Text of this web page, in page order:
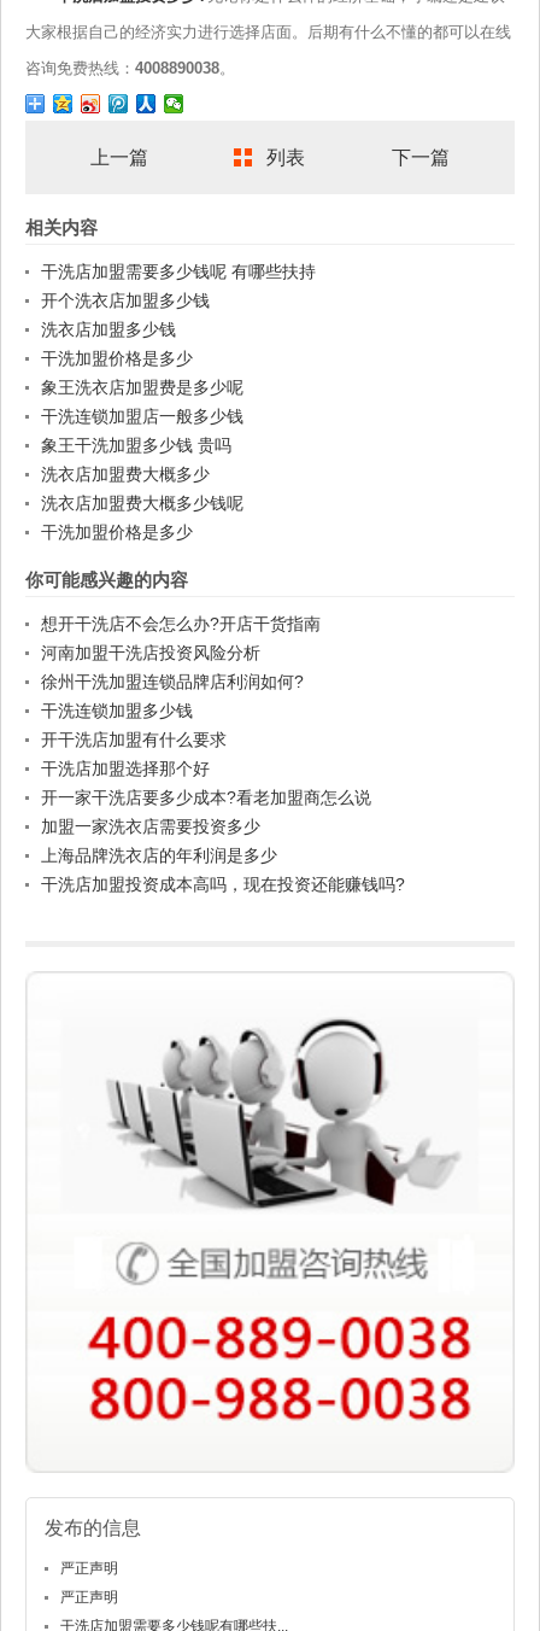
大家根据自己的经济实力进行选择店面。后期有什么不懂的都可以在线
咨询免费热线： 4008890038。
上一篇 列表 下一篇
相关内容
干洗店加盟需要多少钱呢 有哪些扶持
开个洗衣店加盟多少钱
洗衣店加盟多少钱
干洗加盟价格是多少
象王洗衣店加盟费是多少呢
干洗连锁加盟店一般多少钱
象王干洗加盟多少钱 贵吗
洗衣店加盟费大概多少
洗衣店加盟费大概多少钱呢
干洗加盟价格是多少
你可能感兴趣的内容
想开干洗店不会怎么办?开店干货指南
河南加盟干洗店投资风险分析
徐州干洗加盟连锁品牌店利润如何?
干洗连锁加盟多少钱
开干洗店加盟有什么要求
干洗店加盟选择那个好
开一家干洗店要多少成本?看老加盟商怎么说
加盟一家洗衣店需要投资多少
上海品牌洗衣店的年利润是多少
干洗店加盟投资成本高吗，现在投资还能赚钱吗?
发布的信息
严正声明
严正声明
干洗店加盟需要多少钱呢有哪些扶...